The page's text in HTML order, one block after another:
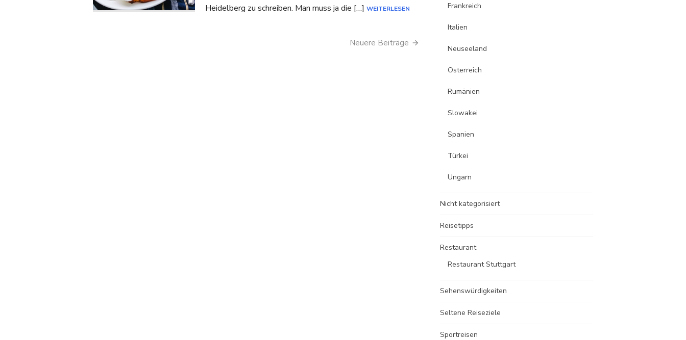
Heidelberg zu schreiben. Man muss ja die […] WEITERLESEN
Neuere Beiträge
Frankreich
Italien
Neuseeland
Österreich
Rumänien
Slowakei
Spanien
Türkei
Ungarn
Nicht kategorisiert
Reisetipps
Restaurant
Restaurant Stuttgart
Sehenswürdigkeiten
Seltene Reiseziele
Sportreisen